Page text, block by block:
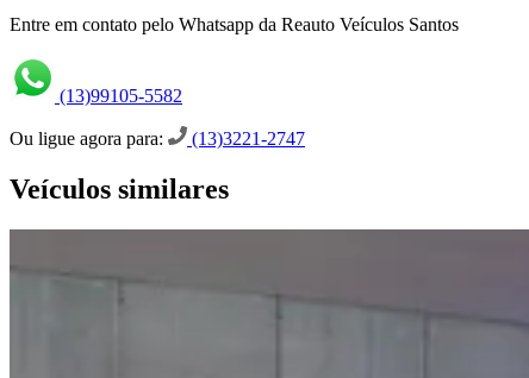
Entre em contato pelo Whatsapp da Reauto Veículos Santos
(13)99105-5582
Ou ligue agora para: (13)3221-2747
Veículos similares